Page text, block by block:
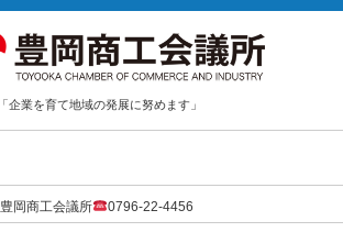
「企業を育て地域の発展に努めます」
豊岡商工会議所 0796-22-4456